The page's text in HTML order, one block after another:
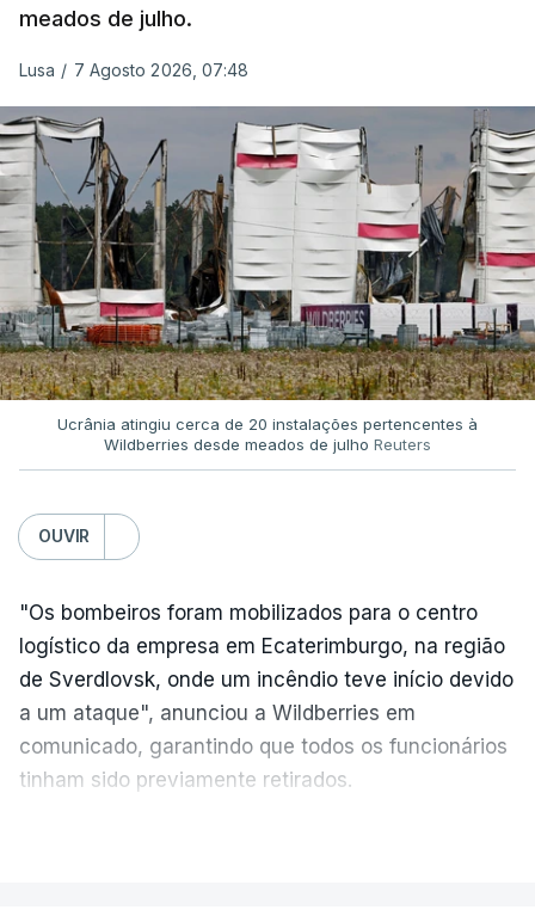
meados de julho.
Lusa / 7 Agosto 2026, 07:48
Ucrânia atingiu cerca de 20 instalações pertencentes à
Wildberries desde meados de julho Reuters
OUVIR
"Os bombeiros foram mobilizados para o centro
logístico da empresa em Ecaterimburgo, na região
de Sverdlovsk, onde um incêndio teve início devido
a um ataque", anunciou a Wildberries em
comunicado, garantindo que todos os funcionários
tinham sido previamente retirados.